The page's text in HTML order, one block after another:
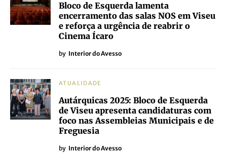
Bloco de Esquerda lamenta
encerramento das salas NOS em Viseu
e reforça a urgência de reabrir o
Cinema Ícaro
by Interior do Avesso
ATUALIDADE
Autárquicas 2025: Bloco de Esquerda
de Viseu apresenta candidaturas com
foco nas Assembleias Municipais e de
Freguesia
by Interior do Avesso